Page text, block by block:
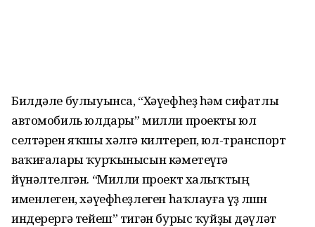
Билдәле булыуынса, “Хәүефһеҙ һәм сифатлы
автомобиль юлдары” милли проекты юл
селтәрен яҡшы хәлгә килтереп, юл-транспорт
ваҡиғалары ҡурҡынысын кәметеүгә
йүнәлтелгән. “Милли проект халыҡтың
именлеген, хәүефһеҙлеген һаҡлауға үҙ өлөшөн
индерергә тейеш” тигән бурыс ҡуйҙы дәүләт